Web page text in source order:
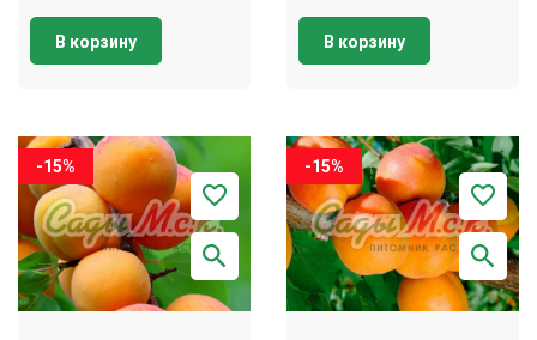
В корзину В корзину
-15% -15%